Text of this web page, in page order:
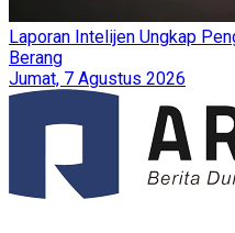
Laporan Intelijen Ungkap
Berang
Jumat, 7 Agustus 2026